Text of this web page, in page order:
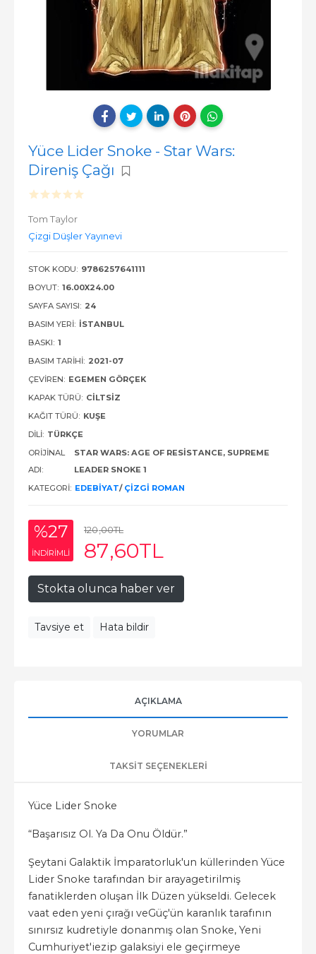
Yüce Lider Snoke - Star Wars:
Direniş Çağı
Tom Taylor
Çizgi Düşler Yayınevi
STOK KODU: 9786257641111
BOYUT: 16.00X24.00
SAYFA SAYISI: 24
BASIM YERI: İSTANBUL
BASKI: 1
BASIM TARIHI: 2021-07
ÇEVIREN: EGEMEN GÖRÇEK
KAPAK TÜRÜ: CILTSIZ
KAĞIT TÜRÜ: KUŞE
DILI: TÜRKÇE
ORIJINAL
ADI:
STAR WARS: AGE OF RESISTANCE, SUPREME
LEADER SNOKE 1
KATEGORI: EDEBIYAT/ ÇIZGI ROMAN
%27
INDIRIMLI
120,00TL
87,60TL
Stokta olunca haber ver
Tavsiye et Hata bildir
AÇIKLAMA
YORUMLAR
TAKSIT SEÇENEKLERI
Yüce Lider Snoke
“Başarısız Ol. Ya Da Onu Öldür.”
Şeytani Galaktik İmparatorluk'un küllerinden Yüce
Lider Snoke tarafından bir arayagetirilmiş
fanatiklerden oluşan İlk Düzen yükseldi. Gelecek
vaat eden yeni çırağı veGüç'ün karanlık tarafının
sınırsız kudretiyle donanmış olan Snoke, Yeni
Cumhuriyet'iezip galaksiyi ele geçirmeye